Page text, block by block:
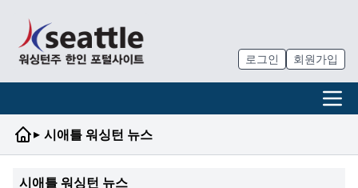
로그인 회원가입
▸ 시애틀 워싱턴 뉴스
시애틀 워싱턴 뉴스